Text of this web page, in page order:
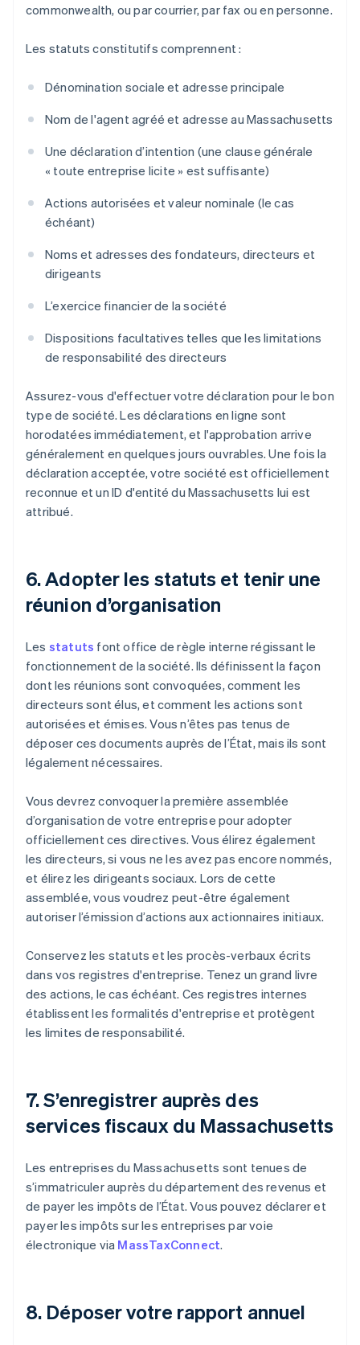
commonwealth, ou par courrier, par fax ou en personne.
Les statuts constitutifs comprennent :
Dénomination sociale et adresse principale
Nom de l'agent agréé et adresse au Massachusetts
Une déclaration d’intention (une clause générale
« toute entreprise licite » est suffisante)
Actions autorisées et valeur nominale (le cas
échéant)
Noms et adresses des fondateurs, directeurs et
dirigeants
L’exercice financier de la société
Dispositions facultatives telles que les limitations
de responsabilité des directeurs
Assurez-vous d'effectuer votre déclaration pour le bon
type de société. Les déclarations en ligne sont
horodatées immédiatement, et l'approbation arrive
généralement en quelques jours ouvrables. Une fois la
déclaration acceptée, votre société est officiellement
reconnue et un ID d'entité du Massachusetts lui est
attribué.
6. Adopter les statuts et tenir une
réunion d’organisation
Les statuts font office de règle interne régissant le
fonctionnement de la société. Ils définissent la façon
dont les réunions sont convoquées, comment les
directeurs sont élus, et comment les actions sont
autorisées et émises. Vous n’êtes pas tenus de
déposer ces documents auprès de l’État, mais ils sont
légalement nécessaires.
Vous devrez convoquer la première assemblée
d’organisation de votre entreprise pour adopter
officiellement ces directives. Vous élirez également
les directeurs, si vous ne les avez pas encore nommés,
et élirez les dirigeants sociaux. Lors de cette
assemblée, vous voudrez peut-être également
autoriser l’émission d’actions aux actionnaires initiaux.
Conservez les statuts et les procès-verbaux écrits
dans vos registres d'entreprise. Tenez un grand livre
des actions, le cas échéant. Ces registres internes
établissent les formalités d'entreprise et protègent
les limites de responsabilité.
7. S’enregistrer auprès des
services fiscaux du Massachusetts
Les entreprises du Massachusetts sont tenues de
s’immatriculer auprès du département des revenus et
de payer les impôts de l’État. Vous pouvez déclarer et
payer les impôts sur les entreprises par voie
électronique via MassTaxConnect.
8. Déposer votre rapport annuel